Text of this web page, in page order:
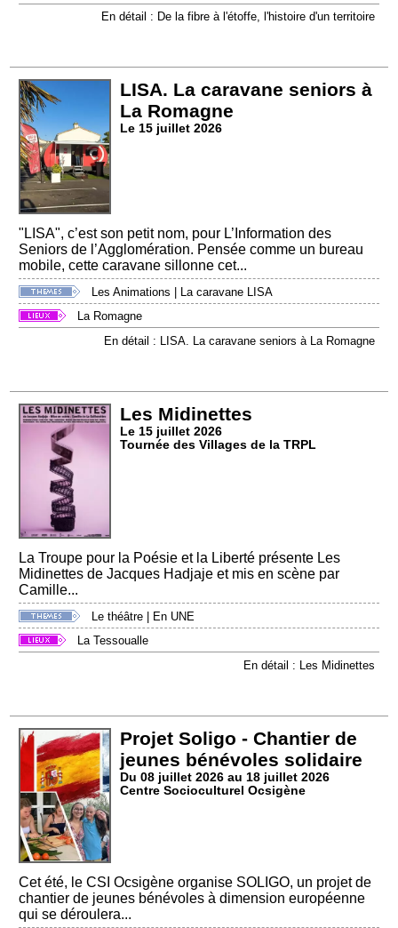
En détail : De la fibre à l'étoffe, l'histoire d'un territoire
LISA. La caravane seniors à
La Romagne
Le 15 juillet 2026
"LISA", c’est son petit nom, pour L’Information des
Seniors de l’Agglomération. Pensée comme un bureau
mobile, cette caravane sillonne cet...
Les Animations
La caravane LISA
La Romagne
En détail : LISA. La caravane seniors à La Romagne
Les Midinettes
Le 15 juillet 2026
Tournée des Villages de la TRPL
La Troupe pour la Poésie et la Liberté présente Les
Midinettes de Jacques Hadjaje et mis en scène par
Camille...
Le théâtre | En UNE
La Tessoualle
En détail : Les Midinettes
Projet Soligo - Chantier de
jeunes bénévoles solidaire
Du 08 juillet 2026 au 18 juillet 2026
Centre Socioculturel Ocsigène
Cet été, le CSI Ocsigène organise SOLIGO, un projet de
chantier de jeunes bénévoles à dimension européenne
qui se déroulera...